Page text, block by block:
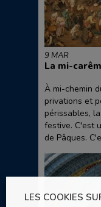
9 MAR
La mi-
À mi-chemin
privations et
périssables,
festive. C'est
de Pâques.
LES COOKIES